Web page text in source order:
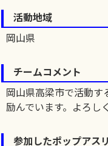
活動地域
岡山県
チームコメント
岡山県高梁市で活動
励んでいます。よろし
参加したポップアス